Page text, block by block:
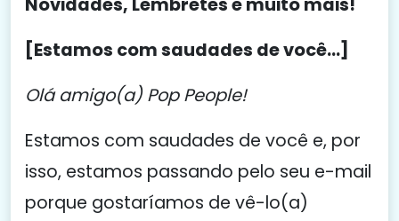
Novidades, Lembretes e muito mais!
[Estamos com saudades de você...]
Olá amigo(a) Pop People!
Estamos com saudades de você e, por
isso, estamos passando pelo seu e-mail
porque gostaríamos de vê-lo(a)